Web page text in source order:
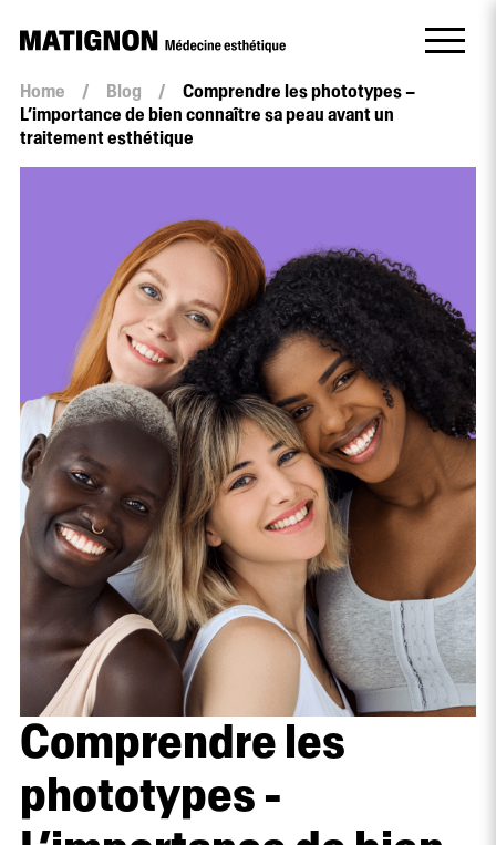
Home / Blog /
Comprendre les phototypes –
L’importance de bien connaître sa peau avant un
traitement esthétique
Comprendre les
phototypes -